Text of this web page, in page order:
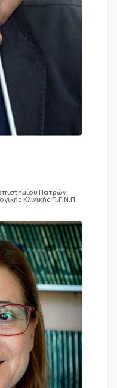
Πατρών,
Κλινικής Π.Γ.Ν.Π.